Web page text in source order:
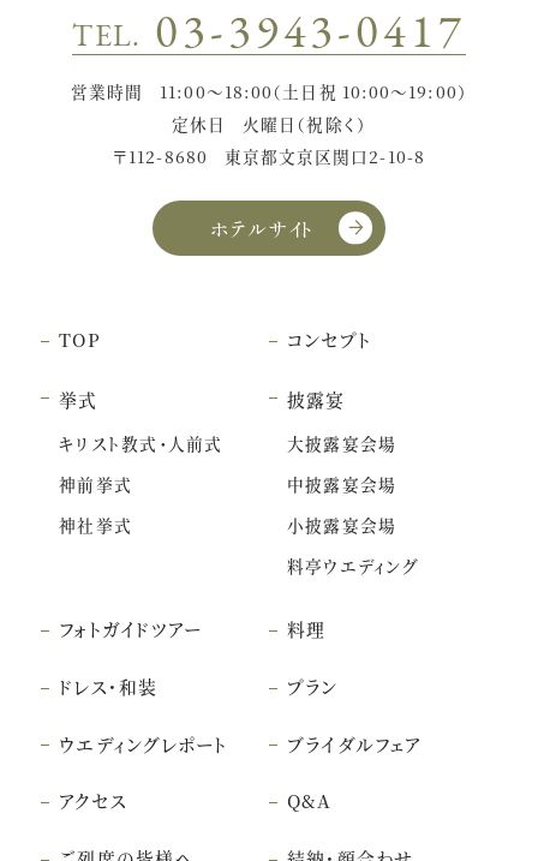
TEL. 03-3943-0417
営業時間
11:00〜18:00（土日祝 10:00〜19:00）
定休日
火曜日（祝除く）
〒112-8680
東京都文京区関口2-10-8
ホテルサイト
TOP コンセプト
挙式
キリスト教式・人前式
神前挙式
神社挙式
披露宴
大披露宴会場
中披露宴会場
小披露宴会場
料亭ウエディング
フォトガイドツアー 料理
ドレス・和装 プラン
ウエディングレポート ブライダルフェア
アクセス Q&A